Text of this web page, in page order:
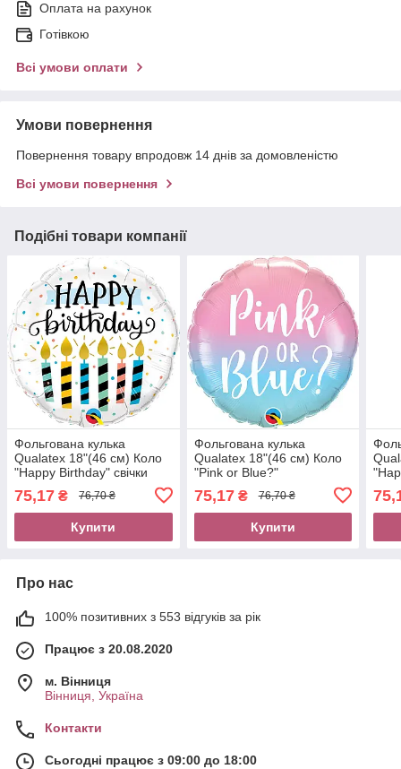
Оплата на рахунок
Готівкою
Всі умови оплати
Умови повернення
Повернення товару впродовж 14 днів за домовленістю
Всі умови повернення
Подібні товари компанії
Фольгована кулька
Qualatex 18"(46 см) Коло
"Happy Birthday" свічки
75,17 ₴ 76,70 ₴
Купити
Фольгована кулька
Qualatex 18"(46 см) Коло
"Pink or Blue?"
75,17₴ 76,70 ₴
Купити
Про нас
100% позитивних з 553 відгуків за рік
Працює з 20.08.2020
м. Вінниця
Вінниця, Україна
Контакти
Сьогодні працює з 09:00 до 18:00